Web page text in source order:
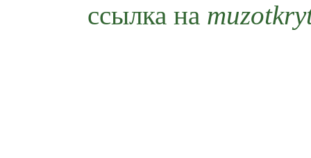
ссылка на